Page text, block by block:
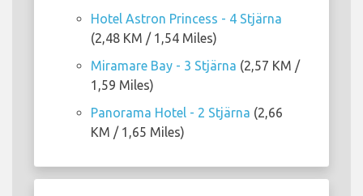
Hotel Astron Princess - 4 Stjärna
(2,48 KM / 1,54 Miles)
Miramare Bay - 3 Stjärna (2,57 KM /
1,59 Miles)
Panorama Hotel - 2 Stjärna (2,66
KM / 1,65 Miles)